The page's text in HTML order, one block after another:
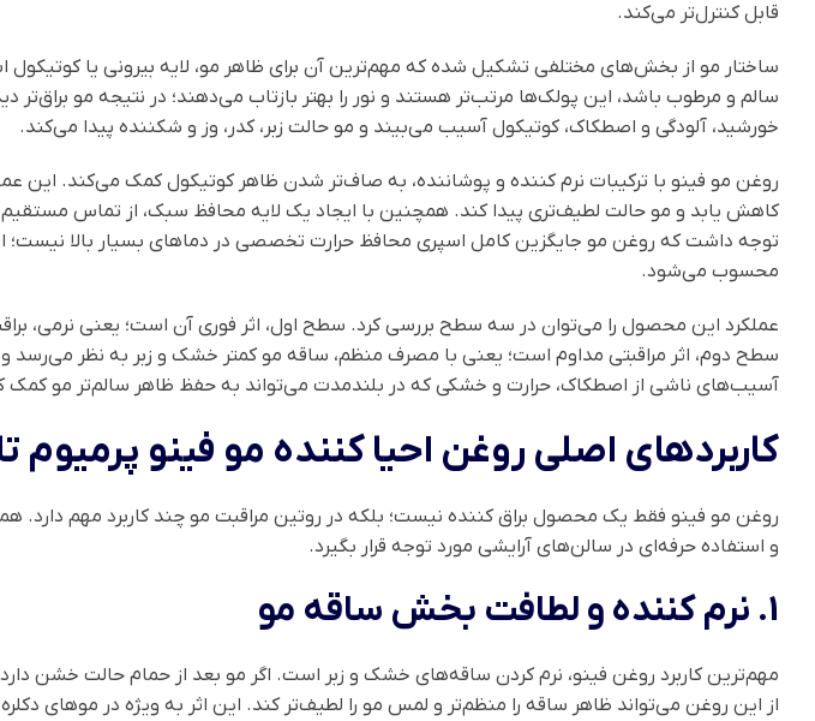
قابل کنترل‌تر می‌کند.
ساختار مو از بخش‌های مختلفی تشکیل شده که مهم‌ترین آن برای ظاهر مو، لایه بیرونی یا
سالم و مرطوب باشد، این پولک‌ها مرتب‌تر هستند و نور را بهتر بازتاب می‌دهند؛ در نتیجه مو براق‌تر
خورشید، آلودگی و اصطکاک، کوتیکول آسیب می‌بیند و مو حالت زبر، کدر، وز و شکننده پیدا می‌کند.
روغن مو فینو با ترکیبات نرم کننده و پوشاننده، به صاف‌تر شدن ظاهر کوتیکول کمک می‌کند. این
کاهش یابد و مو حالت لطیف‌تری پیدا کند. همچنین با ایجاد یک لایه محافظ سبک، از تماس
توجه داشت که روغن مو جایگزین کامل اسپری محافظ حرارت تخصصی در دماهای بسیار بالا نیست؛
محسوب می‌شود.
عملکرد این محصول را می‌توان در سه سطح بررسی کرد. سطح اول، اثر فوری آن است؛ یعنی نرمی،
سطح دوم، اثر مراقبتی مداوم است؛ یعنی با مصرف منظم، ساقه مو کمتر خشک و زبر به نظر
آسیب‌های ناشی از اصطکاک، حرارت و خشکی که در بلندمدت می‌تواند به حفظ ظاهر سالم‌تر مو کمک
کاربردهای اصلی روغن احیا کننده مو فینو پرمیوم
روغن مو فینو فقط یک محصول براق کننده نیست؛ بلکه در روتین مراقبت مو چند کاربرد مهم
و استفاده حرفه‌ای در سالن‌های آرایشی مورد توجه قرار بگیرد.
1. نرم کننده و لطافت بخش ساقه مو
مهم‌ترین کاربرد روغن فینو، نرم کردن ساقه‌های خشک و زبر است. اگر مو بعد از حمام حالت خشن
از این روغن می‌تواند ظاهر ساقه را منظم‌تر و لمس مو را لطیف‌تر کند. این اثر به ویژه در موهای